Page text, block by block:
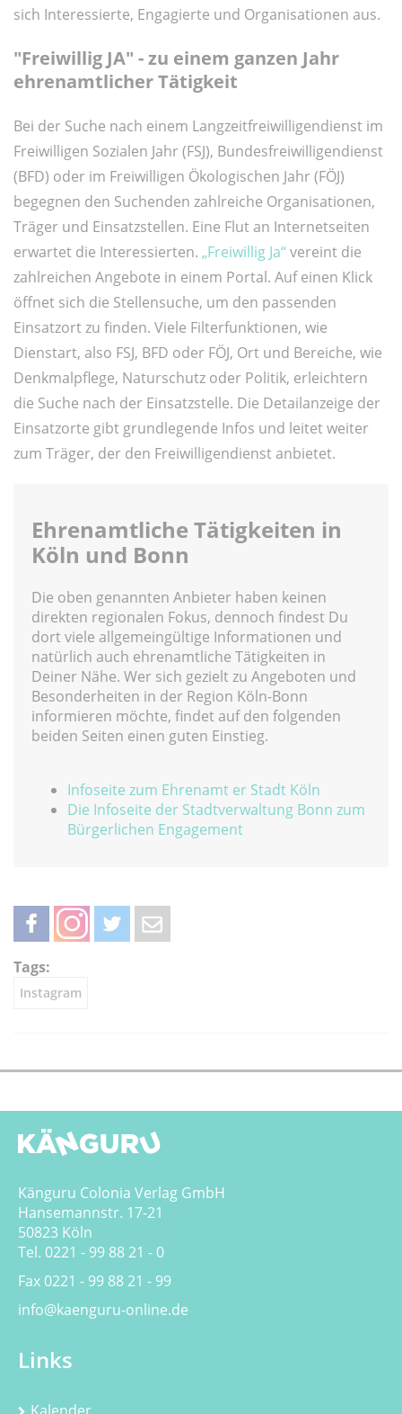
sich Interessierte, Engagierte und Organisationen aus.
"Freiwillig JA" - zu einem ganzen Jahr
ehrenamtlicher Tätigkeit
Bei der Suche nach einem Langzeitfreiwilligendienst im
Freiwilligen Sozialen Jahr (FSJ), Bundesfreiwilligendienst
(BFD) oder im Freiwilligen Ökologischen Jahr (FÖJ)
begegnen den Suchenden zahlreiche Organisationen,
Träger und Einsatzstellen. Eine Flut an Internetseiten
erwartet die Interessierten. „Freiwillig Ja“vereint die
zahlreichen Angebote in einem Portal. Auf einen Klick
öffnet sich die Stellensuche, um den passenden
Einsatzort zu finden. Viele Filterfunktionen, wie
Dienstart, also FSJ, BFD oder FÖJ, Ort und Bereiche, wie
Denkmalpflege, Naturschutz oder Politik, erleichtern
die Suche nach der Einsatzstelle. Die Detailanzeige der
Einsatzorte gibt grundlegende Infos und leitet weiter
zum Träger, der den Freiwilligendienst anbietet.
Ehrenamtliche Tätigkeiten in
Köln und Bonn
Die oben genannten Anbieter haben keinen
direkten regionalen Fokus, dennoch findest Du
dort viele allgemeingültige Informationen und
natürlich auch ehrenamtliche Tätigkeiten in
Deiner Nähe. Wer sich gezielt zu Angeboten und
Besonderheiten in der Region Köln-Bonn
informieren möchte, findet auf den folgenden
beiden Seiten einen guten Einstieg.
Infoseite zum Ehrenamt er Stadt Köln
Die Infoseite der Stadtverwaltung Bonn zum
Bürgerlichen Engagement
teilen
Tags:
Instagram
Känguru Colonia Verlag GmbH
Hansemannstr. 17-21
50823 Köln
Tel. 0221 - 99 88 21 - 0
Fax 0221 - 99 88 21 - 99
info@kaenguru-online.de
Links